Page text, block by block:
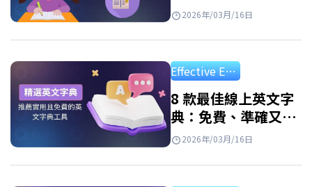
憶必備、學習效率翻
2026年/03月/16日
Effective English Study
8 款最佳線上英文字
典：免費、準確又好
用2026年/03月/16日